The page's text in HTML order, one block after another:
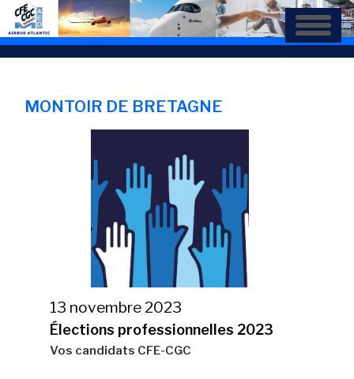
Aller
contenu
MONTOIR DE BRETAGNE
13 novembre 2023
Élections professionnelles 2023
Vos candidats CFE-CGC